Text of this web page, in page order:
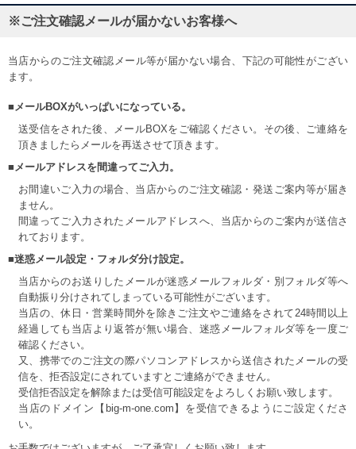
※ご注文確認メールが届かないお客様へ
当店からのご注文確認メール等が届かない場合、下記の可能性がござい
ます。
■メールBOXがいっぱいになっている。
送受信をされた後、メールBOXをご確認ください。その後、ご連絡を
頂きましたらメールを再送させて頂きます。
■メールアドレスを間違ってご入力。
お間違いご入力の場合、当店からのご注文確認・発送ご案内等が届き
ません。
間違ってご入力されたメールアドレスへ、当店からのご案内が送信さ
れております。
■迷惑メール設定・フォルダ分け設定。
当店からのお送りしたメールが迷惑メールフォルダ・別フォルダ等へ
自動振り分けされてしまっている可能性がございます。
当店の、休日・営業時間外を除きご注文やご連絡をされて24時間以上
経過しても当店より返答が無い場合、迷惑メールフォルダ等を一度ご
確認ください。
又、携帯でのご注文の際パソコンアドレスから送信されたメールの受
信を、拒否設定にされていますとご連絡ができません。
受信拒否設定を解除または受信可能設定をよろしくお願い致します。
当店のドメイン【big-m-one.com】を受信できるようにご設定くださ
い。